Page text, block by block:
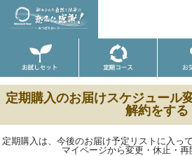
定期購入のお届けスケジュール
解約をする
定期購入は、今後のお届け予定リストに入っ
マイページから変更・休止・再